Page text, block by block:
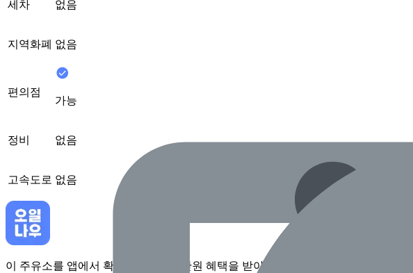
세차 없음
지역화폐 없음
편의점
가능
정비 없음
고속도로 없음
이 주유소를 앱에서 확인하고 최대 1만원 혜택을 받아보세요